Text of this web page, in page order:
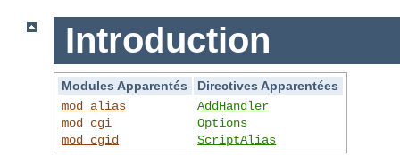
Introduction
Modules Apparentés
Directives Apparentées
mod_alias
mod_cgi
mod_cgid
AddHandler
Options
ScriptAlias